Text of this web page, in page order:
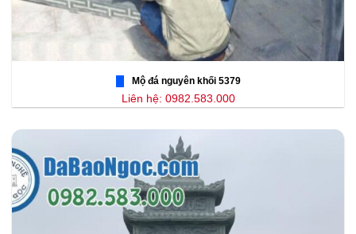
Mộ đá nguyên khối 5379
Liên hệ: 0982.583.000